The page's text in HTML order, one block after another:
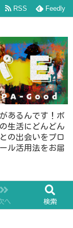
あるんです！ボ
生活にどんどん
の出会いをプロ
ル活用法をお届
へ 検索
RSS Feedly